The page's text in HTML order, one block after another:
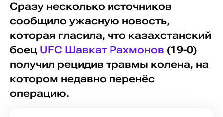
Сразу несколько источников
сообщило ужасную новость,
которая гласила, что казахстанский
боец UFC Шавкат Рахмонов (19-0)
получил рецидив травмы колена, на
котором недавно перенёс
операцию.